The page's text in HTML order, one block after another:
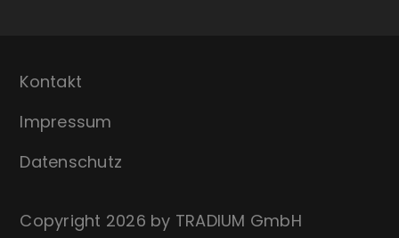
Kontakt
Impressum
Datenschutz
Copyright 2026 by TRADIUM GmbH